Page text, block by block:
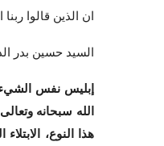
ان الذين قالوا ربنا
السيد حسين بدر
إبليس نفس الشيء
الله سبحانه
هذا النوع،